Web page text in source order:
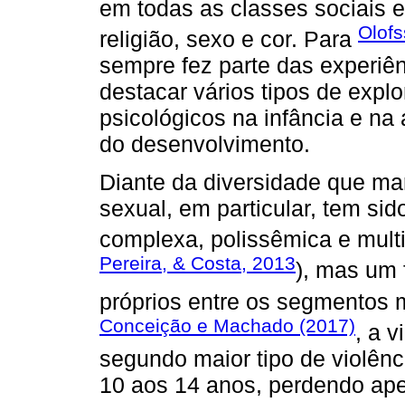
em todas as classes sociais
religião, sexo e cor. Para
sempre fez parte das
destacar vários tipos de
psicológicos na infância e
do desenvolvimento.
Diante da diversidade que
sexual, em particular, tem
complexa, polissêmica e
Pereira, & Costa, 2013), mas um
próprios entre os segmentos
Conceição e Machado (2017), a
segundo maior tipo de
10 aos 14 anos, perdendo